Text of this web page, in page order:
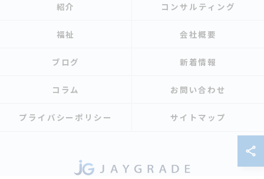
紹介 コンサルティング
福祉 会社概要
ブログ 新着情報
コラム お問い合わせ
プライバシーポリシー サイトマップ